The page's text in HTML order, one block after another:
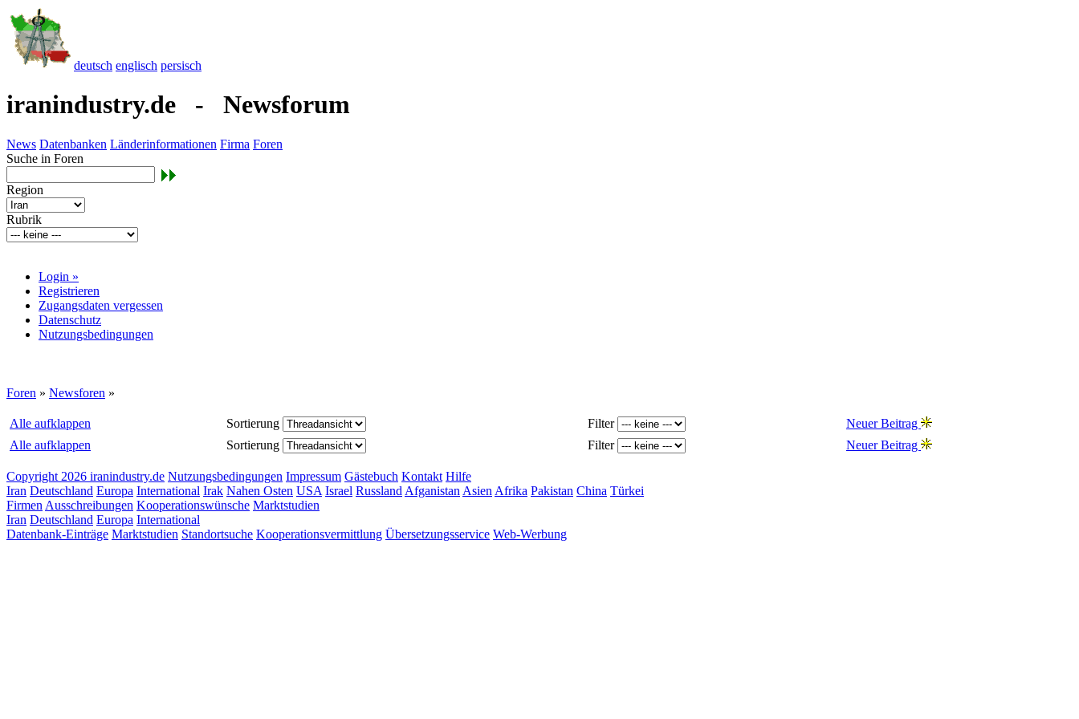
deutsch englisch persisch
iranindustry.de - Newsforum
News Datenbanken Länderinformationen Firma Foren
Suche in Foren
Region
Rubrik
Login »
Registrieren
Zugangsdaten vergessen
Datenschutz
Nutzungsbedingungen
Foren » Newsforen »
Alle aufklappen Sortierung Filter
Neuer Beitrag
Alle aufklappen
Sortierung Filter Neuer Beitrag
Copyright 2026 iranindustry.de Nutzungsbedingungen Impressum Gästebuch Kontakt Hilfe
Iran Deutschland Europa International Irak Nahen Osten USA Israel RusslandAfganistanAsienAfrika Pakistan China Türkei
FirmenAusschreibungen Kooperationswünsche Marktstudien
Iran Deutschland Europa International
Datenbank-Einträge Marktstudien Standortsuche Kooperationsvermittlung Übersetzungsservice Web-Werbung